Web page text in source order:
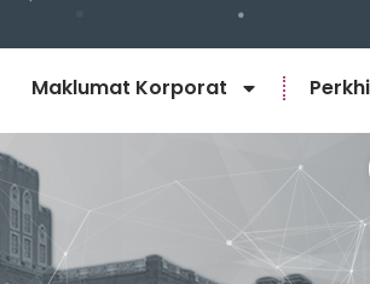
Maklumat Korporat